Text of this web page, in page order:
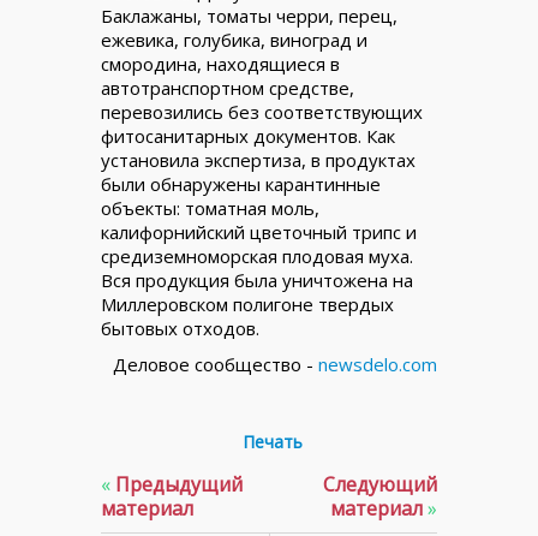
Баклажаны, томаты черри, перец,
ежевика, голубика, виноград и
смородина, находящиеся в
автотранспортном средстве,
перевозились без соответствующих
фитосанитарных документов. Как
установила экспертиза, в продуктах
были обнаружены карантинные
объекты: томатная моль,
калифорнийский цветочный трипс и
средиземноморская плодовая муха.
Вся продукция была уничтожена на
Миллеровском полигоне твердых
бытовых отходов.
Деловое сообщество - newsdelo.com
Печать
« Предыдущий
материал
Следующий
материал»